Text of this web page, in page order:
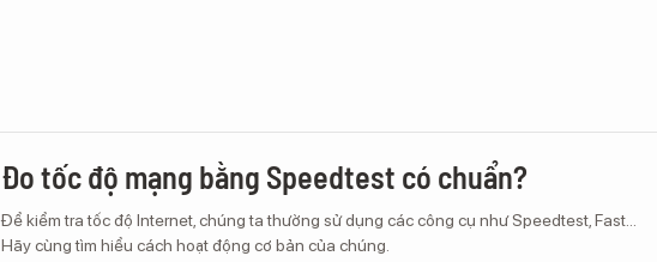
Đo tốc độ mạng bằng Speedtest có chuẩn?
Để kiểm tra tốc độ Internet, chúng ta thường sử dụng các công cụ như Speedtest, Fast...
Hãy cùng tìm hiểu cách hoạt động cơ bản của chúng.